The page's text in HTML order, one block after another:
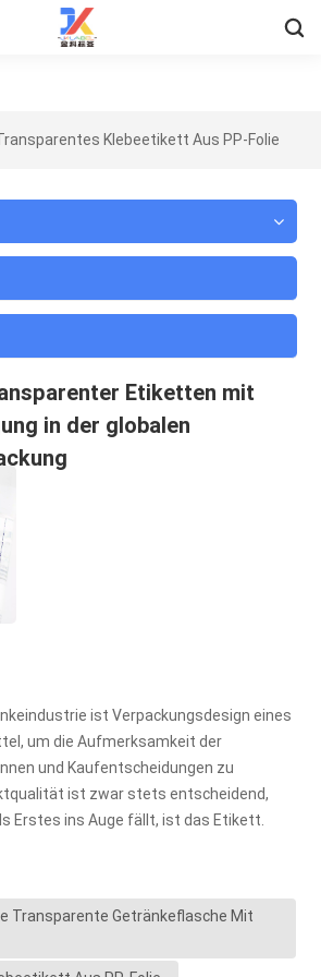
Klebeetikett Aus PP-Folie
Etiketten mit
in der globalen
ist Verpackungsdesign eines
um die Aufmerksamkeit der
und Kaufentscheidungen zu
ist zwar stets entscheidend,
Erstes ins Auge fällt, ist das Etikett.
in Kombination mit
herausragende Wahl für Marken weltweit
Etiketten mit
Etiketten werden aus
Transparente Getränkeflasche Mit